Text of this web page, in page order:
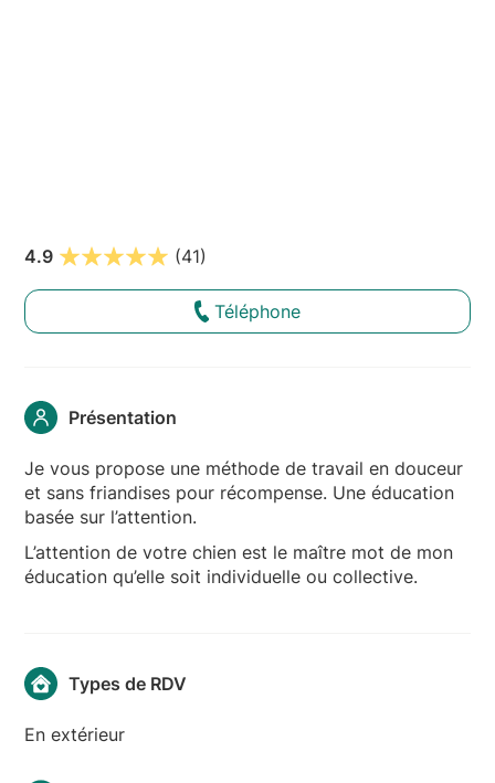
4.9 (41)
Téléphone
Présentation
Je vous propose une méthode de travail en douceur
et sans friandises pour récompense. Une éducation
basée sur l’attention.
L’attention de votre chien est le maître mot de mon
éducation qu’elle soit individuelle ou collective.
Types de RDV
En extérieur